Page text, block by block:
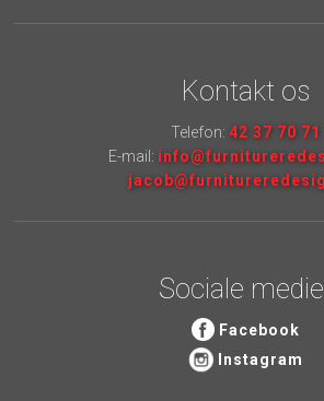
Kontakt os
Telefon: 42 37 70 71
E-mail:
Sociale
Facebook​
Instagram